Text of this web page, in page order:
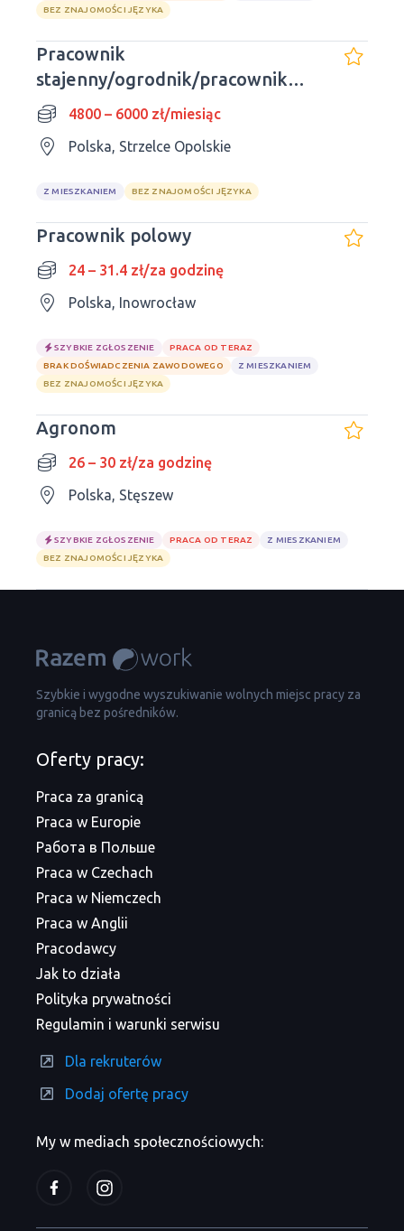
BEZ ZNAJOMOŚCI JĘZYKA
Pracownik
stajenny/ogrodnik/pracownik
gospodarczy
4800 – 6000 zł/miesiąc
Polska, Strzelce Opolskie
Z MIESZKANIEM BEZ ZNAJOMOŚCI JĘZYKA
Pracownik polowy
24 – 31.4 zł/za godzinę
Polska, Inowrocław
SZYBKIE ZGŁOSZENIE
PRACA OD TERAZ
BRAK DOŚWIADCZENIA ZAWODOWEGO
Z MIESZKANIEM
BEZ ZNAJOMOŚCI JĘZYKA
Agronom
26 – 30 zł/za godzinę
Polska, Stęszew
SZYBKIE ZGŁOSZENIE PRACA OD TERAZ
Z MIESZKANIEM
BEZ ZNAJOMOŚCI JĘZYKA
Szybkie i wygodne wyszukiwanie wolnych miejsc pracy za
granicą bez pośredników.
My w mediach społecznościowych:
Oferty pracy:
Praca za granicą
Praca w Europie
Работа в Польше
Praca w Czechach
Praca w Niemczech
Praca w Anglii
Pracodawcy
Jak to działa
Polityka prywatności
Regulamin i warunki serwisu
Dla rekruterów
Dodaj ofertę pracy